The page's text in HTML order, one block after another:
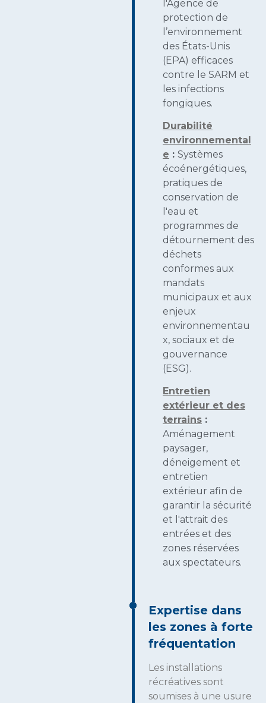
l'Agence de
protection de
l’environnement
des États-Unis
(EPA) efficaces
contre le SARM et
les infections
fongiques.
Durabilité
environnemental
e : Systèmes
écoénergétiques,
pratiques de
conservation de
l'eau et
programmes de
détournement des
déchets
conformes aux
mandats
municipaux et aux
enjeux
environnementau
x, sociaux et de
gouvernance
(ESG).
Entretien
extérieur et des
terrains :
Aménagement
paysager,
déneigement et
entretien
extérieur afin de
garantir la sécurité
et l'attrait des
entrées et des
zones réservées
aux spectateurs.
Expertise dans
les zones à forte
fréquentation
Les installations
récréatives sont
soumises à une usure